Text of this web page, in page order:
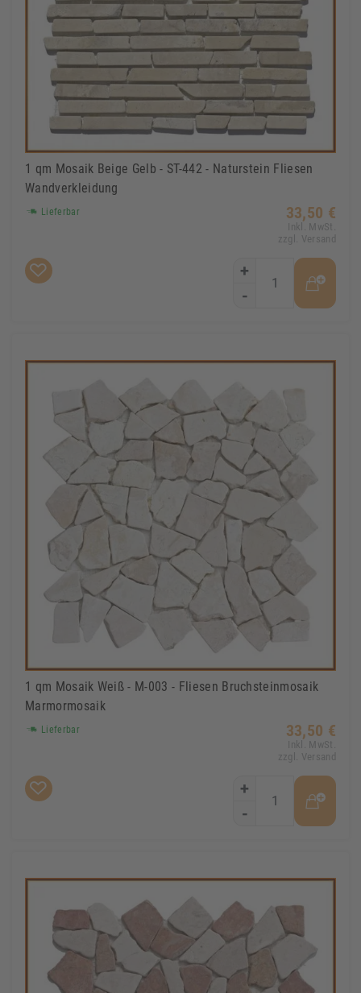
1 qm Mosaik Beige Gelb - ST-442 - Naturstein Fliesen
Wandverkleidung
Lieferbar 33,50 €
Inkl. MwSt.
zzgl. Versand
+
-
1 qm Mosaik Weiß - M-003 - Fliesen Bruchsteinmosaik
Marmormosaik
Lieferbar 33,50 €
Inkl. MwSt.
zzgl. Versand
+
-